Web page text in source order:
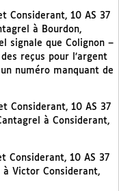
Considerant, 10 AS 37
à Bourdon,
signale que Colignon –
reçus pour l’argent
numéro manquant de
Considerant, 10 AS 37
à Considerant,
Considerant, 10 AS 37
à Victor Considerant,